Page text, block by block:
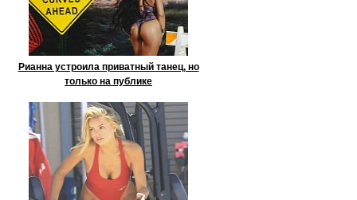
Рианна устроила приватный танец, но
только на публике